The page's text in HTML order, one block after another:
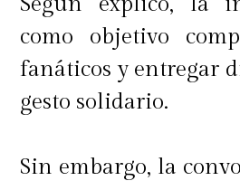
como objetivo
fanáticos y entregar
gesto solidario.
Sin embargo, la